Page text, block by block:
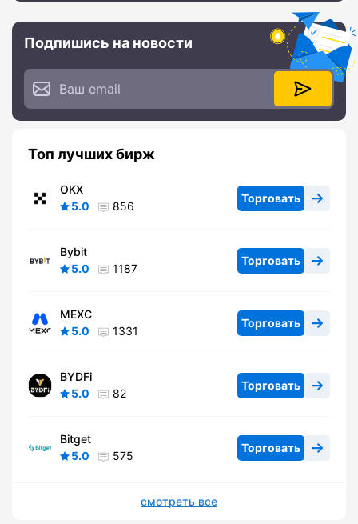
Подпишись на новости
Топ лучших бирж
OKX
5.0
856
Торговать
Bybit
5.0
1187
Торговать
MEXC
5.0
1331
Торговать
BYDFi
5.0
82
Торговать
Bitget
5.0
575
Торговать
смотреть все